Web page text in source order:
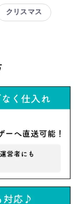
クリスマス